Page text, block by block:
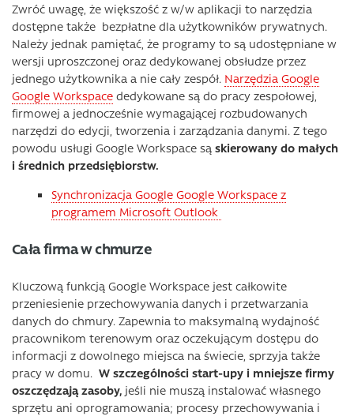
Zwróć uwagę, że większość z w/w aplikacji to narzędzia
dostępne także bezpłatne dla użytkowników prywatnych.
Należy jednak pamiętać, że programy to są udostępniane w
wersji uproszczonej oraz dedykowanej obsłudze przez
jednego użytkownika a nie cały zespół. Narzędzia Google
Google Workspace dedykowane są do pracy zespołowej,
firmowej a jednocześnie wymagającej rozbudowanych
narzędzi do edycji, tworzenia i zarządzania danymi. Z tego
powodu usługi Google Workspace są skierowany do małych
i średnich przedsiębiorstw.
Synchronizacja Google Google Workspace z
programem Microsoft Outlook
Cała firma w chmurze
Kluczową funkcją Google Workspace jest całkowite
przeniesienie przechowywania danych i przetwarzania
danych do chmury. Zapewnia to maksymalną wydajność
pracownikom terenowym oraz oczekującym dostępu do
informacji z dowolnego miejsca na świecie, sprzyja także
pracy w domu. W szczególności start-upy i mniejsze firmy
oszczędzają zasoby, jeśli nie muszą instalować własnego
sprzętu ani oprogramowania; procesy przechowywania i